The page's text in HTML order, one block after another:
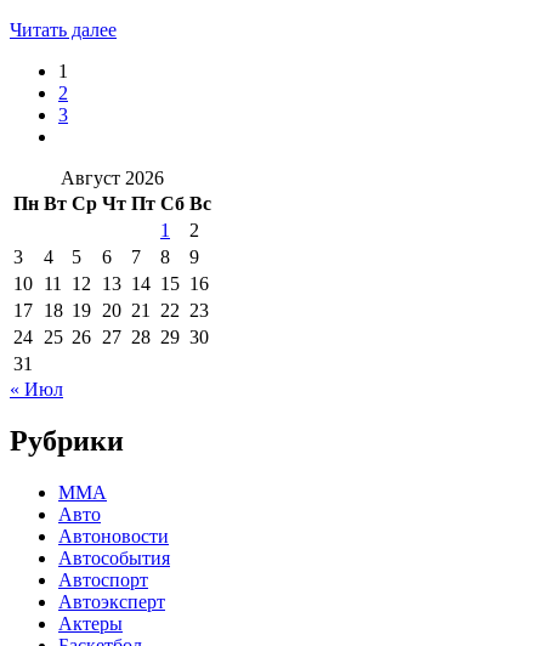
Читать далее
1
2
3
Август 2026
Пн Вт Ср Чт Пт Сб Вс
1
2
3
4 5 6 7 8
9
10 11 12 13 14 15 16
17 18 19 20 21 22 23
24 25 26 27 28 29 30
31
« Июл
Рубрики
MMA
Авто
Автоновости
Автособытия
Автоспорт
Автоэксперт
Актеры